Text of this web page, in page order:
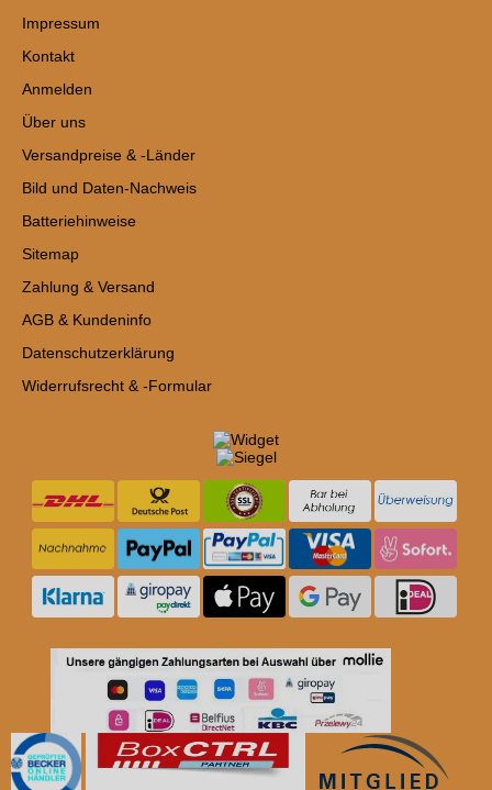
Impressum
Kontakt
Anmelden
Über uns
Versandpreise & -Länder
Bild und Daten-Nachweis
Batteriehinweise
Sitemap
Zahlung & Versand
AGB & Kundeninfo
Datenschutzerklärung
Widerrufsrecht & -Formular